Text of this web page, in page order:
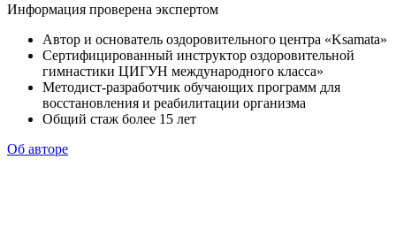
Информация проверена экспертом
Автор и основатель оздоровительного центра «Ksamata»
Сертифицированный инструктор оздоровительной
гимнастики ЦИГУН международного класса»
Методист-разработчик обучающих программ для
восстановления и реабилитации организма
Общий стаж более 15 лет
Об авторе